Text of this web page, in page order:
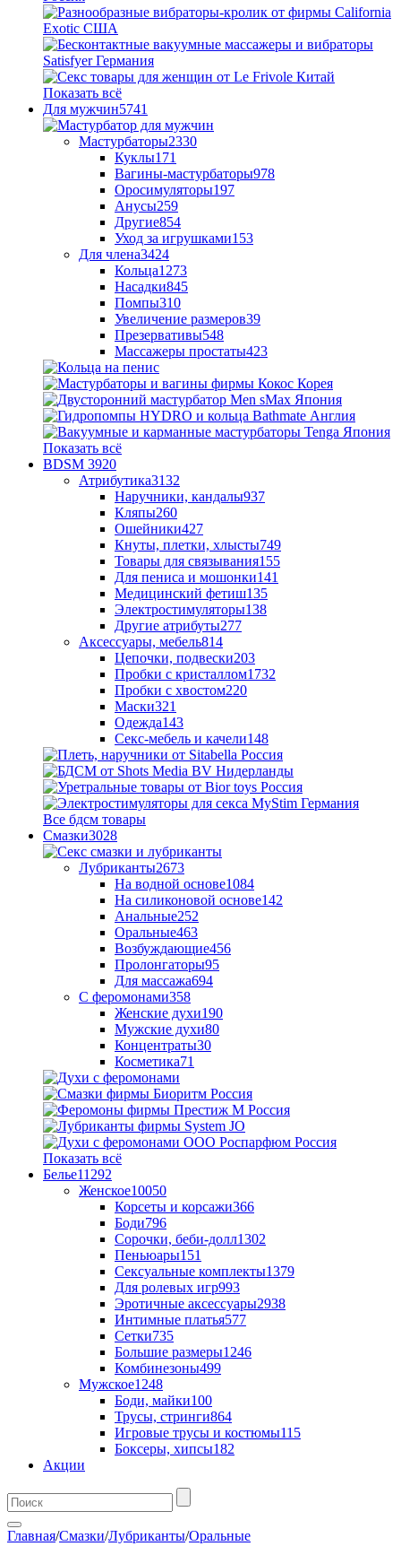
Показать всё
Для мужчин5741
Мастурбаторы2330
Куклы171
Вагины-мастурбаторы978
Оросимуляторы197
Анусы259
Другие854
Уход за игрушками153
Для члена3424
Кольца1273
Насадки845
Помпы310
Увеличение размеров39
Презервативы548
Массажеры простаты423
Показать всё
BDSM 3920
Атрибутика3132
Наручники, кандалы937
Кляпы260
Ошейники427
Кнуты, плетки, хлысты749
Товары для связывания155
Для пениса и мошонки141
Медицинский фетиш135
Электростимуляторы138
Другие атрибуты277
Аксессуары, мебель814
Цепочки, подвески203
Пробки с кристаллом1732
Пробки с хвостом220
Маски321
Одежда143
Секс-мебель и качели148
Все бдсм товары
Смазки3028
Лубриканты2673
На водной основе1084
На силиконовой основе142
Анальные252
Оральные463
Возбуждающие456
Пролонгаторы95
Для массажа694
С феромонами358
Женские духи190
Мужские духи80
Концентраты30
Косметика71
Показать всё
Белье11292
Женское10050
Корсеты и корсажи366
Боди796
Сорочки, беби-долл1302
Пеньюары151
Сексуальные комплекты1379
Для ролевых игр993
Эротичные аксессуары2938
Интимные платья577
Сетки735
Большие размеры1246
Комбинезоны499
Мужское1248
Боди, майки100
Трусы, стринги864
Игровые трусы и костюмы115
Боксеры, хипсы182
Акции
Главная/Смазки/Лубриканты/Оральные